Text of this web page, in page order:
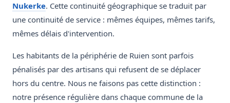
Nukerke. Cette continuité géographique se traduit par
une continuité de service : mêmes équipes, mêmes tarifs,
mêmes délais d'intervention.
Les habitants de la périphérie de Ruien sont parfois
pénalisés par des artisans qui refusent de se déplacer
hors du centre. Nous ne faisons pas cette distinction :
notre présence régulière dans chaque commune de la